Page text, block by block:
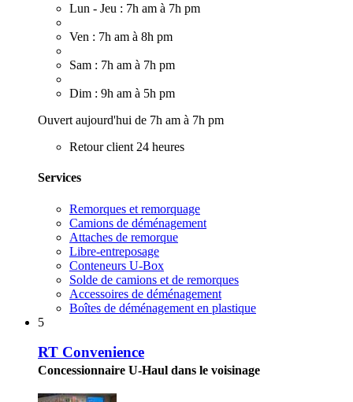
Lun - Jeu : 7h am à 7h pm
Ven : 7h am à 8h pm
Sam : 7h am à 7h pm
Dim : 9h am à 5h pm
Ouvert aujourd'hui de 7h am à 7h pm
Retour client 24 heures
Services
Remorques et remorquage
Camions de déménagement
Attaches de remorque
Libre-entreposage
Conteneurs U-Box
Solde de camions et de remorques
Accessoires de déménagement
Boîtes de déménagement en plastique
5
RT Convenience
Concessionnaire U-Haul dans le voisinage